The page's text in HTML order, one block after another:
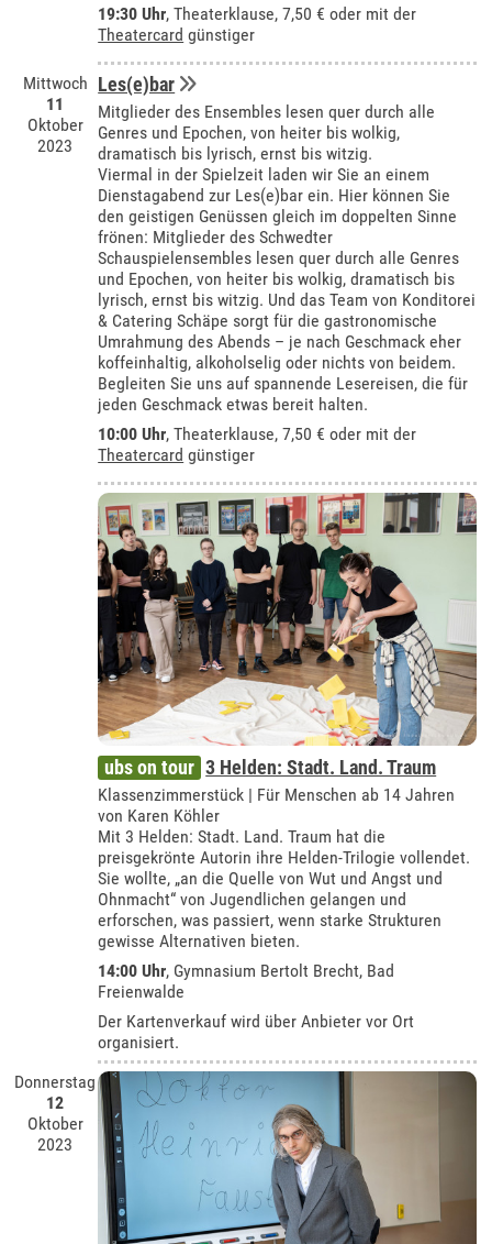
19:30 Uhr,Theaterklause, 7,50 € oder mit der
Theatercard günstiger
Mittwoch
11
Oktober
2023
Les(e)bar
Mitglieder des Ensembles lesen quer durch alle
Genres und Epochen, von heiter bis wolkig,
dramatisch bis lyrisch, ernst bis witzig.
Viermal in der Spielzeit laden wir Sie an einem
Dienstagabend zur Les(e)bar ein. Hier können Sie
den geistigen Genüssen gleich im doppelten Sinne
frönen: Mitglieder des Schwedter
Schauspielensembles lesen quer durch alle Genres
und Epochen, von heiter bis wolkig, dramatisch bis
lyrisch, ernst bis witzig. Und das Team von Konditorei
& Catering Schäpe sorgt für die gastronomische
Umrahmung des Abends – je nach Geschmack eher
koffeinhaltig, alkoholselig oder nichts von beidem.
Begleiten Sie uns auf spannende Lesereisen, die für
jeden Geschmack etwas bereit halten.
10:00 Uhr,Theaterklause, 7,50 € oder mit der
Theatercard günstiger
ubs on tour 3 Helden: Stadt. Land. Traum
Klassenzimmerstück | Für Menschen ab 14 Jahren
von Karen Köhler
Mit 3 Helden: Stadt. Land. Traum hat die
preisgekrönte Autorin ihre Helden-Trilogie vollendet.
Sie wollte, „an die Quelle von Wut und Angst und
Ohnmacht“ von Jugendlichen gelangen und
erforschen, was passiert, wenn starke Strukturen
gewisse Alternativen bieten.
14:00 Uhr, Gymnasium Bertolt Brecht, Bad
Freienwalde
Der Kartenverkauf wird über Anbieter vor Ort
organisiert.
Donnerstag
12
Oktober
2023